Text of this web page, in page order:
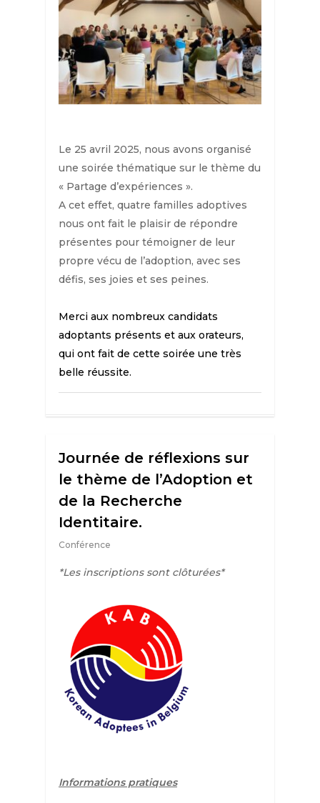
Le 25 avril 2025, nous avons organisé
une soirée thématique sur le thème du
« Partage d’expériences ».
A cet effet, quatre familles adoptives
nous ont fait le plaisir de répondre
présentes pour témoigner de leur
propre vécu de l’adoption, avec ses
défis, ses joies et ses peines.
Merci aux nombreux candidats
adoptants présents et aux orateurs,
qui ont fait de cette soirée une très
belle réussite.
Journée de réflexions sur
le thème de l’Adoption et
de la Recherche
Identitaire.
Conférence
*Les inscriptions sont clôturées*
Informations pratiques